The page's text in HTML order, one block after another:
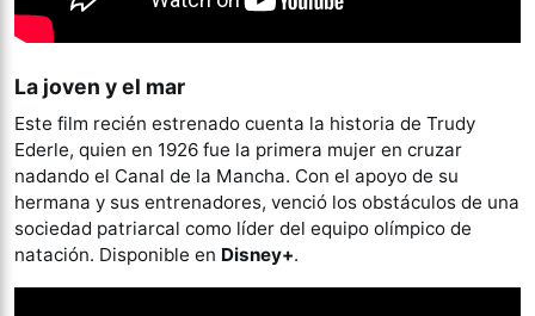
La joven y el mar
Este film recién estrenado cuenta la historia de Trudy
Ederle, quien en 1926 fue la primera mujer en cruzar
nadando el Canal de la Mancha. Con el apoyo de su
hermana y sus entrenadores, venció los obstáculos de una
sociedad patriarcal como líder del equipo olímpico de
natación. Disponible en Disney+.